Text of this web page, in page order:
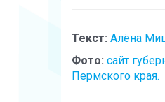
Текст: Алёна
Фото: сайт
Пермского края.